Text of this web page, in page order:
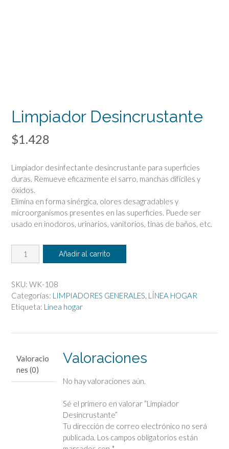
Limpiador Desincrustante
$1.428
Limpiador desinfectante desincrustante para superficies
duras. Remueve eficazmente el sarro, manchas difíciles y
óxidos.
Elimina en forma sinérgica, olores desagradables y
microorganismos presentes en las superficies. Puede ser
usado en inodoros, urinarios, vanitorios, tinas de baños, etc.
Limpiador
Desincrustante
Añadir al carrito
SKU: WK-108
Categorías: LIMPIADORES GENERALES, LÍNEA HOGAR
Etiqueta: Línea hogar
Valoracio
nes (0)
Valoraciones
No hay valoraciones aún.
Sé el primero en valorar “Limpiador
Desincrustante”
Tu dirección de correo electrónico no será
publicada. Los campos obligatorios están